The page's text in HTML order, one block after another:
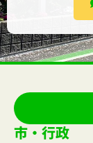
市・行政